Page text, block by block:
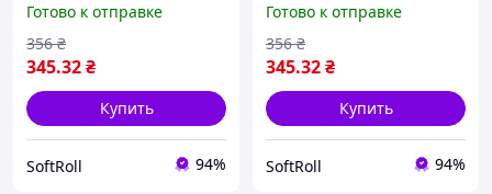
Готово к отправке
345.32₴
356 ₴
Купить
SoftRoll 94%
Готово к отправке
345.32₴
356 ₴
Купить
SoftRoll 94%